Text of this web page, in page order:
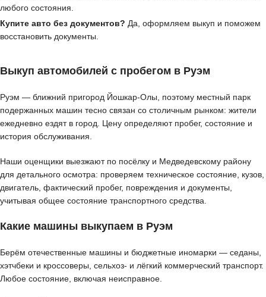
любого состояния.
Купите авто без документов? Да, оформляем выкуп и поможем
восстановить документы.
Выкуп автомобилей с пробегом в Руэм
Руэм — ближний пригород Йошкар-Олы, поэтому местный парк
подержанных машин тесно связан со столичным рынком: жители
ежедневно ездят в город. Цену определяют пробег, состояние и
история обслуживания.
Наши оценщики выезжают по посёлку и Медведевскому району
для детального осмотра: проверяем техническое состояние, кузов,
двигатель, фактический пробег, повреждения и документы,
учитывая общее состояние транспортного средства.
Какие машины выкупаем в Руэм
Берём отечественные машины и бюджетные иномарки — седаны,
хэтчбеки и кроссоверы, сельхоз- и лёгкий коммерческий транспорт.
Любое состояние, включая неисправное.